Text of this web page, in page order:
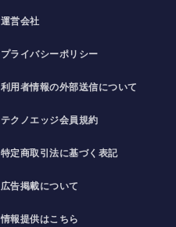
運営会社
プライバシーポリシー
利用者情報の外部送信について
テクノエッジ会員規約
特定商取引法に基づく表記
広告掲載について
情報提供はこちら